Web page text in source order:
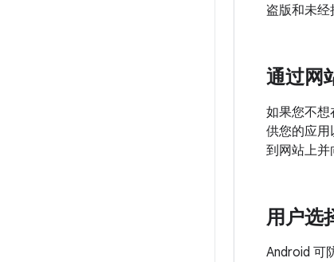
盗版和未经
通过网
如果您不想
供您的应用
到网站上并
用户选
Android 可